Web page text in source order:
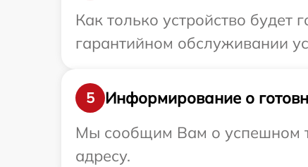
Как только устройство
гарантийном обслуживании
5
Информирование о
Мы сообщим Вам о успешном
адресу.